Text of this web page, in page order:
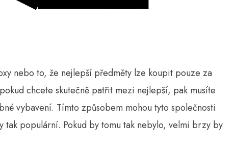
nebo to, že nejlepší předměty lze koupit pouze za
chcete skutečně patřit mezi nejlepší, pak musíte
vybavení. Tímto způsobem mohou tyto společnosti
populární. Pokud by tomu tak nebylo, velmi brzy by